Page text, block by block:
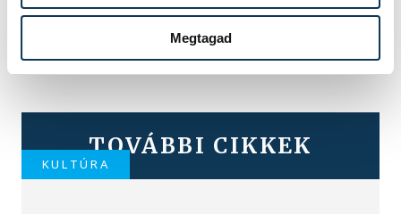
Megtagad
TOVÁBBI CIKKEK
KULTÚRA